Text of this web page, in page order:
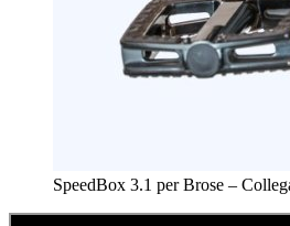
SpeedBox 3.1 per Brose –